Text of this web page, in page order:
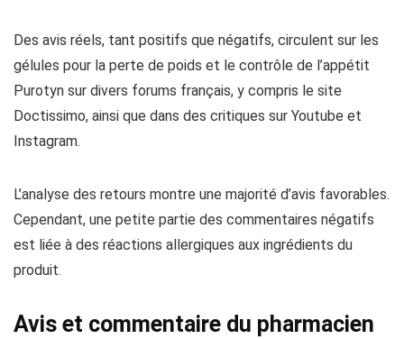
Des avis réels, tant positifs que négatifs, circulent sur les
gélules pour la perte de poids et le contrôle de l’appétit
Purotyn sur divers forums français, y compris le site
Doctissimo, ainsi que dans des critiques sur Youtube et
Instagram.
L’analyse des retours montre une majorité d’avis favorables.
Cependant, une petite partie des commentaires négatifs
est liée à des réactions allergiques aux ingrédients du
produit.
Avis et commentaire du pharmacien